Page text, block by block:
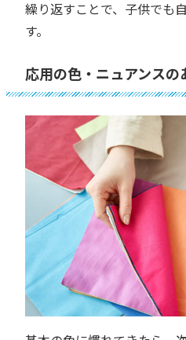
繰り返すことで、子供でも
す。
応用の色・ニュアンスの